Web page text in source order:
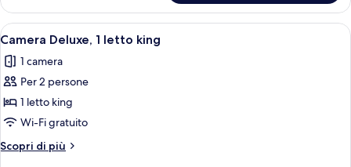
1
camera
da
(View)
Apri
tutte
le
foto
per
Camera
Deluxe,
1
Camera d'albergo con un letto, una
3
Camera Deluxe, 1 letto king
1 camera
Per 2 persone
1 letto king
Wi-Fi gratuito
Scopri di più
Altri